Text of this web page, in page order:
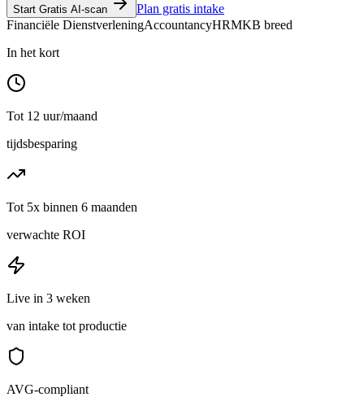
Start Gratis AI-scan
Plan gratis intake
Financiële DienstverleningAccountancyHRMKB breed
In het kort
Tot 12 uur/maand
tijdsbesparing
Tot 5x binnen 6 maanden
verwachte ROI
Live in 3 weken
van intake tot productie
AVG-compliant